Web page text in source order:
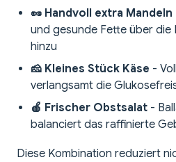
🥜 Handvoll extra Mandeln
und gesunde Fette über die
hinzu
🧀 Kleines Stück Käse -
verlangsamt die
🍎 Frischer Obstsalat -
balanciert das raffinierte
Diese Kombination reduziert